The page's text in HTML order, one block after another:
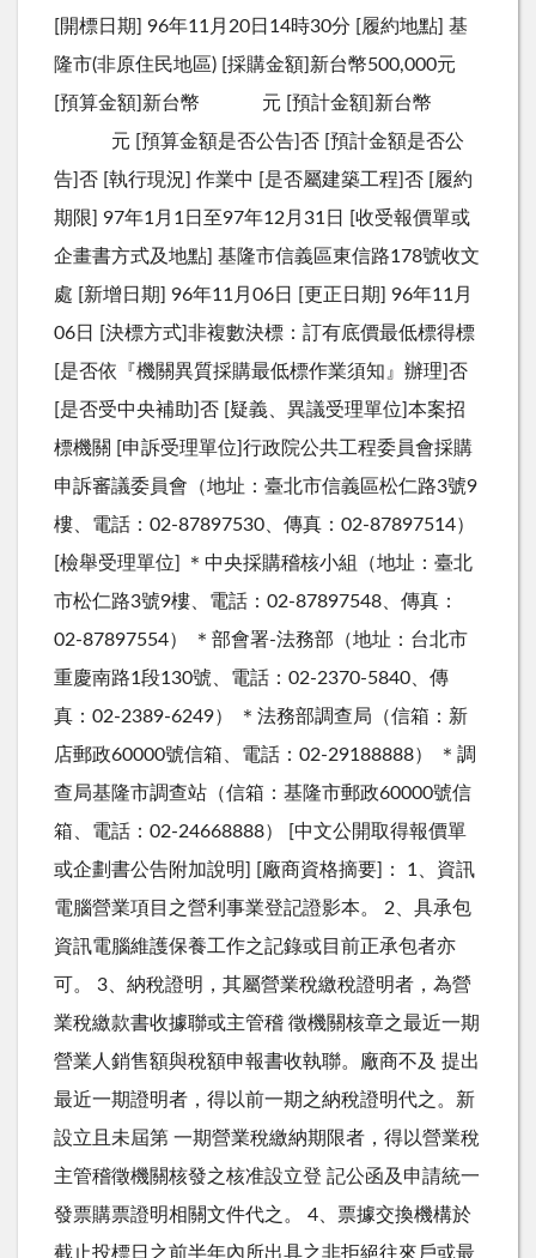
[開標日期] 96年11月20日14時30分 [履約地點] 基
隆市(非原住民地區) [採購金額]新台幣500,000元
[預算金額]新台幣 元 [預計金額]新台幣
元 [預算金額是否公告]否 [預計金額是否公
告]否 [執行現況] 作業中 [是否屬建築工程]否 [履約
期限] 97年1月1日至97年12月31日 [收受報價單或
企畫書方式及地點] 基隆市信義區東信路178號收文
處 [新增日期] 96年11月06日 [更正日期] 96年11月
06日 [決標方式]非複數決標：訂有底價最低標得標
[是否依『機關異質採購最低標作業須知』辦理]否
[是否受中央補助]否 [疑義、異議受理單位]本案招
標機關 [申訴受理單位]行政院公共工程委員會採購
申訴審議委員會（地址：臺北市信義區松仁路3號9
樓、電話：02-87897530、傳真：02-87897514）
[檢舉受理單位] ＊中央採購稽核小組（地址：臺北
市松仁路3號9樓、電話：02-87897548、傳真：
02-87897554） ＊部會署-法務部（地址：台北市
重慶南路1段130號、電話：02-2370-5840、傳
真：02-2389-6249） ＊法務部調查局（信箱：新
店郵政60000號信箱、電話：02-29188888） ＊調
查局基隆市調查站（信箱：基隆市郵政60000號信
箱、電話：02-24668888） [中文公開取得報價單
或企劃書公告附加說明] [廠商資格摘要]： 1、資訊
電腦營業項目之營利事業登記證影本。 2、具承包
資訊電腦維護保養工作之記錄或目前正承包者亦
可。 3、納稅證明，其屬營業稅繳稅證明者，為營
業稅繳款書收據聯或主管稽 徵機關核章之最近一期
營業人銷售額與稅額申報書收執聯。廠商不及 提出
最近一期證明者，得以前一期之納稅證明代之。新
設立且未屆第 一期營業稅繳納期限者，得以營業稅
主管稽徵機關核發之核准設立登 記公函及申請統一
發票購票證明相關文件代之。 4、票據交換機構於
截止投標日之前半年內所出具之非拒絕往來戶或最